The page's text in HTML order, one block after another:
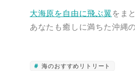
大海原を自由に飛ぶ翼をま
あなたも癒しに満ちた沖縄
海のおすすめリトリート